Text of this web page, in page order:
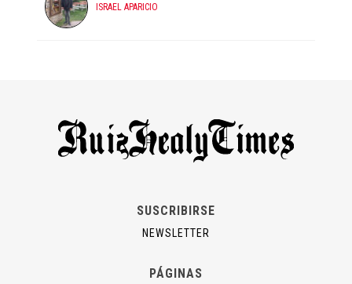
ISRAEL APARICIO
SUSCRIBIRSE
NEWSLETTER
PÁGINAS